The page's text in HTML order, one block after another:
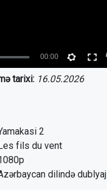
tarixi: 16.05.2026
2
fils du vent
dilində dublyaj